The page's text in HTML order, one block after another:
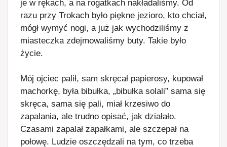
je w rękach, a na rogatkach nakładaliśmy. Od
razu przy Trokach było piękne jezioro, kto chciał,
mógł wymyć nogi, a już jak wychodziliśmy z
miasteczka zdejmowaliśmy buty. Takie było
życie.
Mój ojciec palił, sam skręcał papierosy, kupował
machorkę, była bibułka, „bibułka solali” sama się
skręca, sama się pali, miał krzesiwo do
zapalania, ale trudno opisać, jak działało.
Czasami zapalał zapałkami, ale szczepał na
połowę. Ludzie oszczędzali na tym, co trzeba